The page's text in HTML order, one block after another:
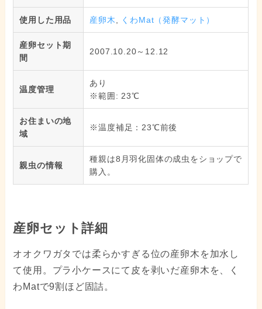
使用した用品 産卵木 くわMat（発酵マット）
産卵セット期
間
2007.10.20～12.12
温度管理
あり
※範囲: 23℃
お住まいの地
域
※温度補足：23℃前後
親虫の情報
種親は8月羽化固体の成虫をショップで
購入。
産卵セット詳細
オオクワガタでは柔らかすぎる位の産卵木を加水し
て使用。プラ小ケースにて皮を剥いだ産卵木を、く
わMatで9割ほど固詰。